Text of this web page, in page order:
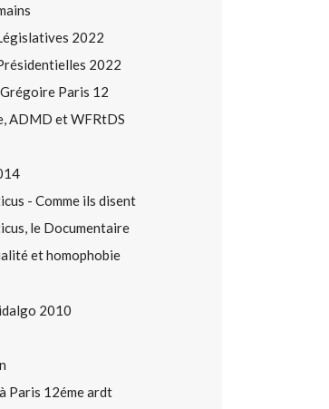
2022
2022
Grégoire Paris 12
ADMD et WFRtDS
- Comme ils disent
le Documentaire
et homophobie
2010
Paris 12éme ardt